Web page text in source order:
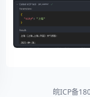
皖ICP备